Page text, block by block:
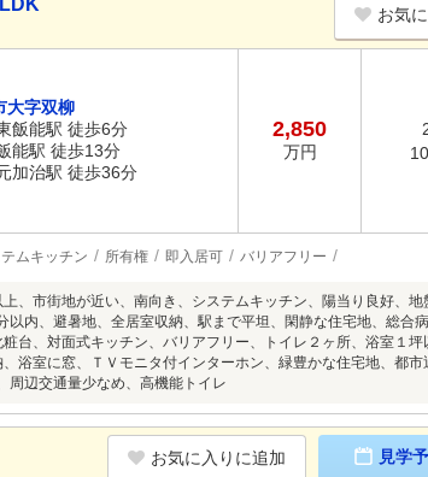
お気
大字双柳
飯能駅 徒歩6分
能駅 徒歩13分
加治駅 徒歩36分
2,850
万円
ムキッチン 所有権 即入居可 バリアフリー
、市街地が近い、南向き、システムキッチン、陽当り良好、
以内、避暑地、全居室収納、駅まで平坦、閑静な住宅地、総合
台、対面式キッチン、バリアフリー、トイレ２ヶ所、浴室１
浴室に窓、ＴＶモニタ付インターホン、緑豊かな住宅地、都
周辺交通量少なめ、高機能トイレ
お気に入りに追加 見学